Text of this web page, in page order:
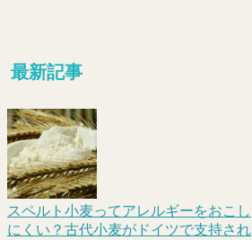
最新記事
スペルト小麦ってアレルギーをおこし
にくい？古代小麦がドイツで支持され